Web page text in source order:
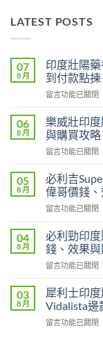
LATEST POSTS
07
8 月
印度壯陽
到付款點
在
度
壯
陽
藥
港
邊
度
買
安
全？
網
攻
略：
貨
留言功能已關閉
06
8 月
樂威壯印
與購買攻略
在
威
壯
印
度
Levitra
邊
度
買
貨？
2026
錢、
留言功能已關閉
05
8 月
必利吉
偉哥價錢
在
利
吉
Super
P-
藍
P
港
留言功能已關閉
04
8 月
必利勁印
錢、效果
在
利
勁
印
度
留言功能已關閉
03
8 月
犀利士印度
Vidalista邊
在
留言功能已關閉